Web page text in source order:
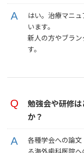
はい。治療マニ
います。
新人の方やブラ
す。
勉強会や研修
か？
各種学会への論